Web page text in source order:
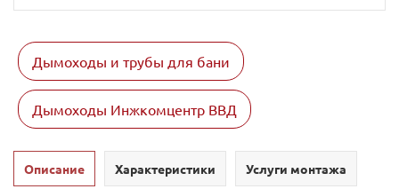
Дымоходы и трубы для бани
Дымоходы Инжкомцентр ВВД
Описание Характеристики Услуги монтажа